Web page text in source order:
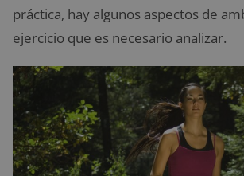
práctica, hay algunos aspectos de
ejercicio que es necesario analizar.